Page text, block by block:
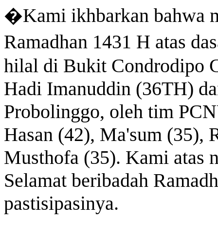
�Kami ikhbarkan bahwa
Ramadhan 1431 H atas
hilal di Bukit Condrodipo
Hadi Imanuddin (36TH)
Probolinggo, oleh tim
Hasan (42), Ma'sum (35),
Musthofa (35). Kami atas
Selamat beribadah
pastisipasinya.